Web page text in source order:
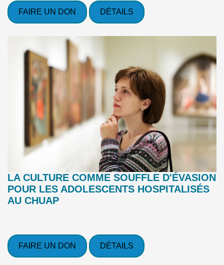
FAIRE UN DON DÉTAILS
LA CULTURE COMME SOUFFLE D'ÉVASION
POUR LES ADOLESCENTS HOSPITALISÉS
AU CHUAP
FAIRE UN DON DÉTAILS